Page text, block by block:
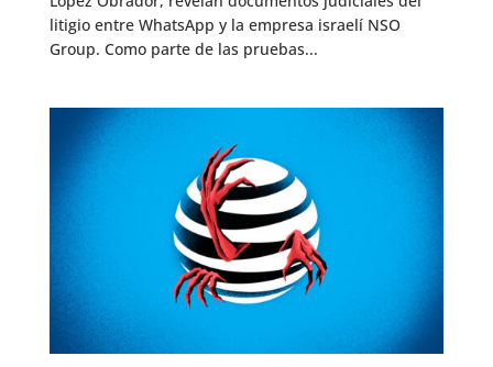
litigio entre WhatsApp y la empresa israelí NSO
Group. Como parte de las pruebas...